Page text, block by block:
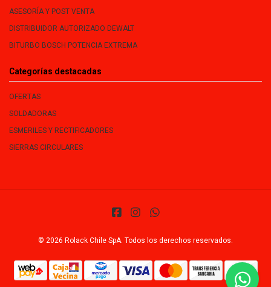
ASESORÍA Y POST VENTA
DISTRIBUIDOR AUTORIZADO DEWALT
BITURBO BOSCH POTENCIA EXTREMA
Categorías destacadas
OFERTAS
SOLDADORAS
ESMERILES Y RECTIFICADORES
SIERRAS CIRCULARES
© 2026 Rolack Chile SpA. Todos los derechos reservados.